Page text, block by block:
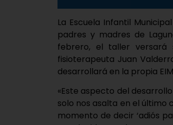
La Escuela Infantil
padres y madres de
febrero, el taller versará
fisioterapeuta Juan
desarrollará en la propia EIM
«Este aspecto del
solo nos asalta en el último
momento de decir ‘adiós